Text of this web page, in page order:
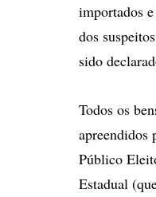
importados
dos
sido
Todos os
apreendidos
Público
Estadual